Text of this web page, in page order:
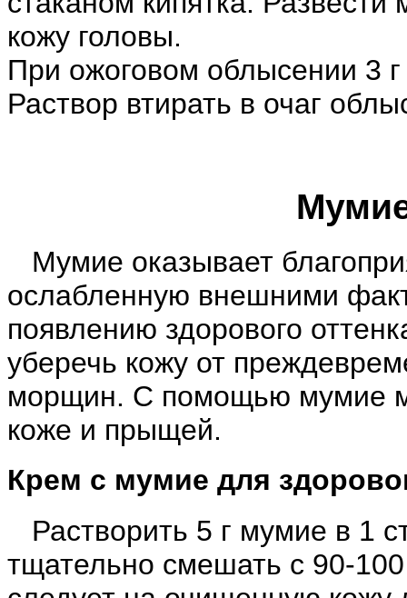
кожу головы.
При ожоговом облысении 3
Раствор втирать в очаг
Мумие оказывает
ослабленную внешними
появлению здорового
уберечь кожу от
морщин. С помощью мумие
коже и прыщей.
Крем с мумие для
Растворить 5 г мумие в 1
тщательно смешать с 90-